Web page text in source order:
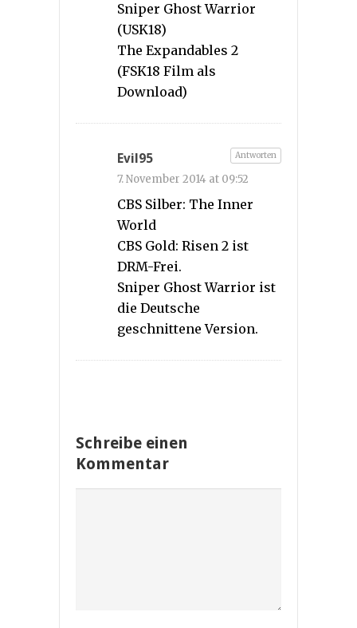
Sniper Ghost Warrior
(USK18)
The Expandables 2
(FSK18 Film als
Download)
Evil95
7. November 2014 at 09:52
CBS Silber: The Inner
World
CBS Gold: Risen 2 ist
DRM-Frei.
Sniper Ghost Warrior ist
die Deutsche
geschnittene Version.
Antworten
Schreibe einen
Kommentar